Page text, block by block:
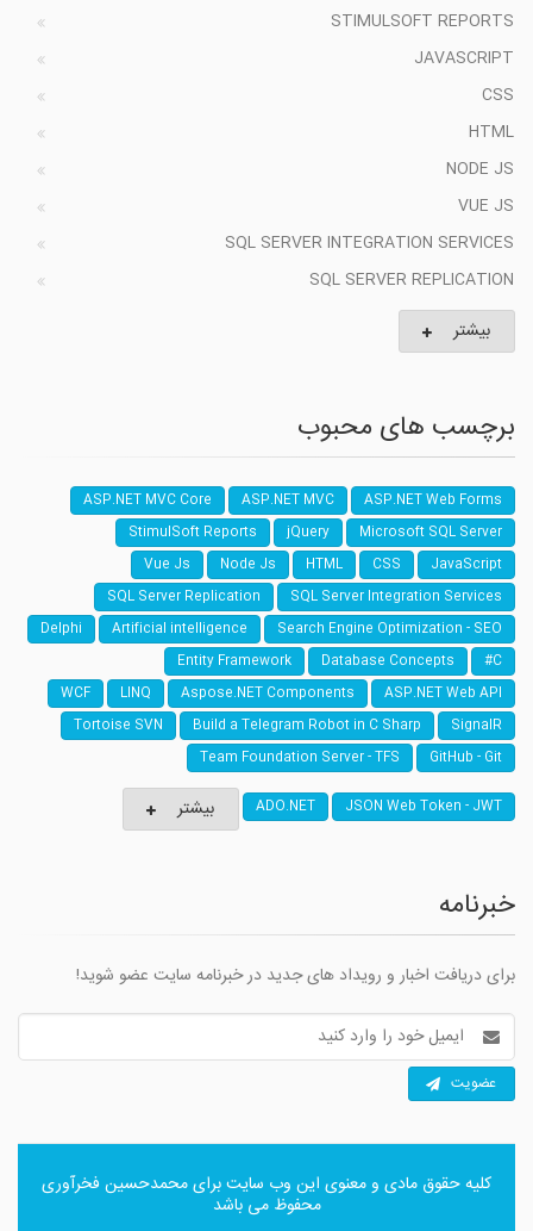
STIMULSOFT REPORTS
JAVASCRIPT
CSS
HTML
NODE JS
VUE JS
SQL SERVER INTEGRATION SERVICES
SQL SERVER REPLICATION
بیشتر
برچسب های محبوب
ASP.NET Web Forms
ASP.NET MVC
ASP.NET MVC Core
Microsoft SQL Server
jQuery
StimulSoft Reports
JavaScript
CSS
HTML
Node Js
Vue Js
SQL Server Integration Services
SQL Server Replication
Search Engine Optimization - SEO
Artificial intelligence
Delphi
C#
Database Concepts
Entity Framework
ASP.NET Web API
Aspose.NET Components
LINQ
WCF
SignalR
Build a Telegram Robot in C Sharp
Tortoise SVN
GitHub - Git
Team Foundation Server - TFS
JSON Web Token - JWT
ADO.NET بیشتر
خبرنامه
برای دریافت اخبار و رویداد های جدید در خبرنامه سایت عضو شوید!
آدرس
ایمیل
عضویت
کلیه حقوق مادی و معنوی این وب سایت برایمحمدحسین فخرآوری
محفوظ می باشد